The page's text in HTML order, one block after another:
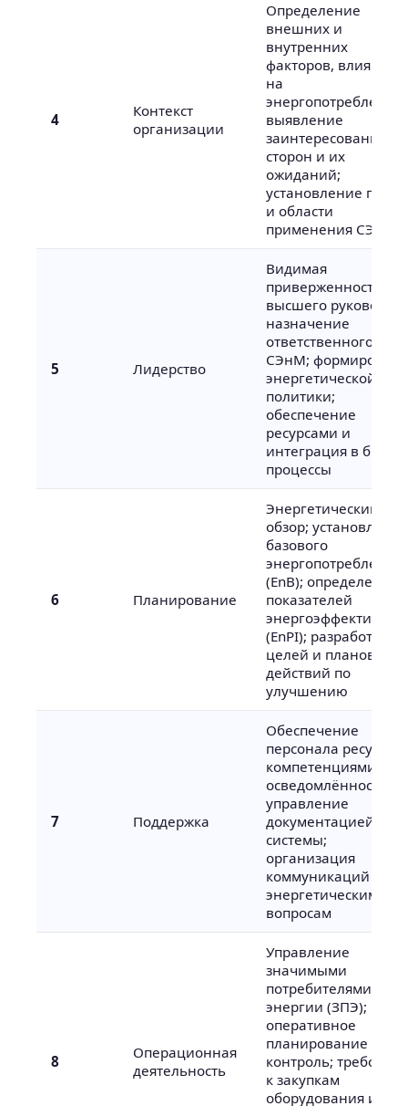
4
Контекст
организации
Определение
внешних и
внутренних
факторов,
на
энергопотребление;
выявление
заинтересованных
сторон и их
ожиданий;
установление
и области
применения СЭнМ
5 Лидерство
Видимая
приверженность
высшего
назначение
ответственного за
СЭнМ;
энергетической
политики;
обеспечение
ресурсами и
интеграция в
процессы
6 Планирование
Энергетический
обзор; установление
базового
энергопотребления
(EnB); определение
показателей
(EnPI); разработка
целей и планов
действий по
улучшению
7 Поддержка
Обеспечение
персонала
компетенциями и
осведомлённостью;
управление
документацией
системы;
организация
коммуникаций по
энергетическим
вопросам
8
Операционная
деятельность
Управление
значимыми
потребителями
энергии (ЗПЭ);
оперативное
планирование и
контроль;
к закупкам
оборудования и